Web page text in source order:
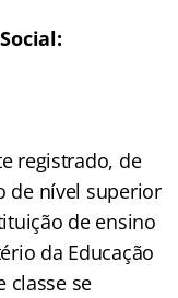
registrado, de
de nível superior
de ensino
da Educação
classe se